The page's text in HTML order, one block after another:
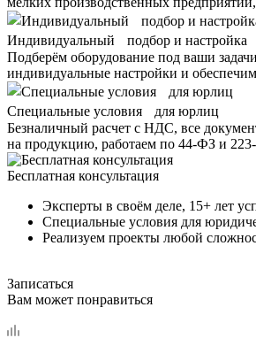
Индивидуальный подбор и настройка
Подберём оборудование под ваши
индивидуальные настройки и
Специальные условия для юрлиц
Безналичный расчет с НДС, все
на продукцию, работаем по 44-ФЗ и
Бесплатная консультация
Эксперты в своём деле, 15+ лет
Специальные условия для
Реализуем проекты любой
Записаться
Вам может понравиться